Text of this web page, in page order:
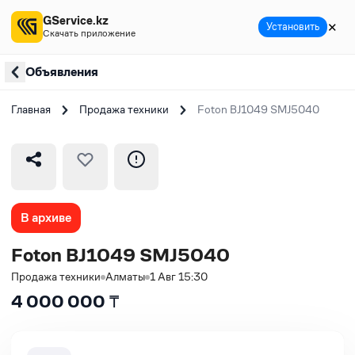
Объявления
Главная Продажа техники Foton BJ1049 SMJ5040
В архиве
Foton BJ1049 SMJ5040
Продажа техники Алматы 1 Авг 15:30
4 000 000 ₸
GService.kz
Скачать приложение Установить ✕